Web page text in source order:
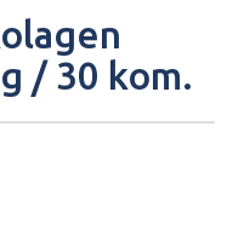
/ 30 kom.